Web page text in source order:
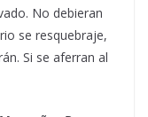
No debieran
se resquebraje,
Si se aferran al